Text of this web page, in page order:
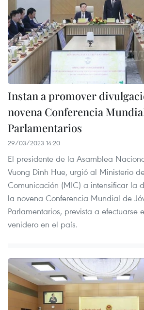
Instan a promover
novena Conferencia
Parlamentarios
29/03/2023 14:20
El presidente de la Asamblea
Vuong Dinh Hue, urgió al Ministerio
Comunicación (MIC) a intensificar la
la novena Conferencia Mundial de
Parlamentarios, prevista a efectuarse
venidero en el país.